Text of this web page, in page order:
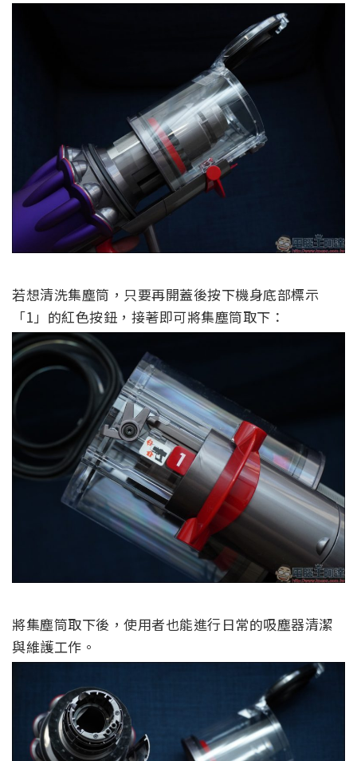
若想清洗集塵筒，只要再開蓋後按下機身底部標示
「1」的紅色按鈕，接著即可將集塵筒取下：
將集塵筒取下後，使用者也能進行日常的吸塵器清潔
與維護工作。